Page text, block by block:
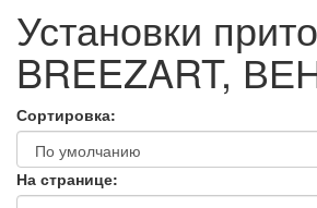
Установки
BREEZART,
Сортировка:
На странице: